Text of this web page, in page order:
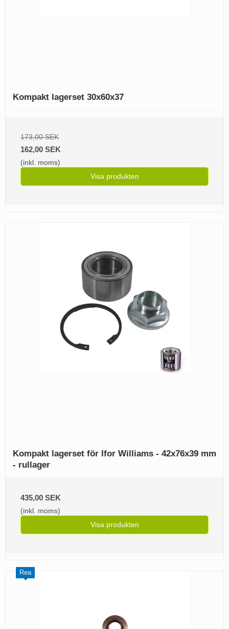
Kompakt lagerset 30x60x37
173,00 SEK
162,00 SEK
(inkl. moms)
Visa produkten
Kompakt lagerset för Ifor Williams - 42x76x39 mm
- rullager
435,00 SEK
(inkl. moms)
Visa produkten
Rea